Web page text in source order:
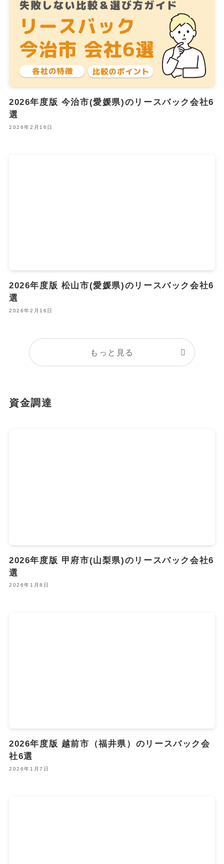
2026年度版 今治市(愛媛県)のリースバック会社6
選
2026年2月16日
2026年度版 松山市(愛媛県)のリースバック会社6
選
2026年2月16日
もっと見る
資金調達
2026年度版 甲府市(山梨県)のリースバック会社6
選
2026年1月8日
2026年度版 越前市（福井県）のリースバック会
社6選
2026年1月7日